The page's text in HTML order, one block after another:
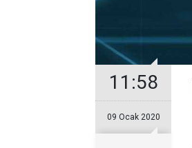
11:58
09 Ocak 2020